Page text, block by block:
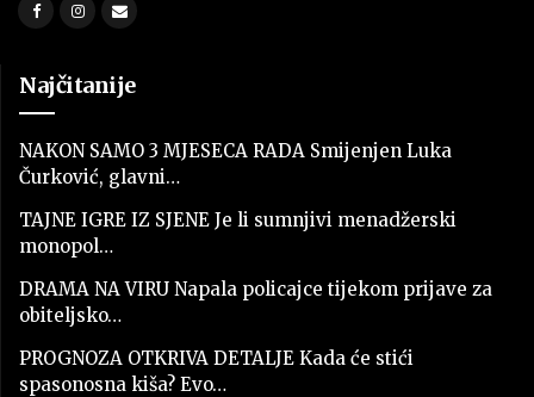
Najčitanije
NAKON SAMO 3 MJESECA RADA Smijenjen Luka
Čurković, glavni…
TAJNE IGRE IZ SJENE Je li sumnjivi menadžerski
monopol…
DRAMA NA VIRU Napala policajce tijekom prijave za
obiteljsko…
PROGNOZA OTKRIVA DETALJE Kada će stići
spasonosna kiša? Evo…